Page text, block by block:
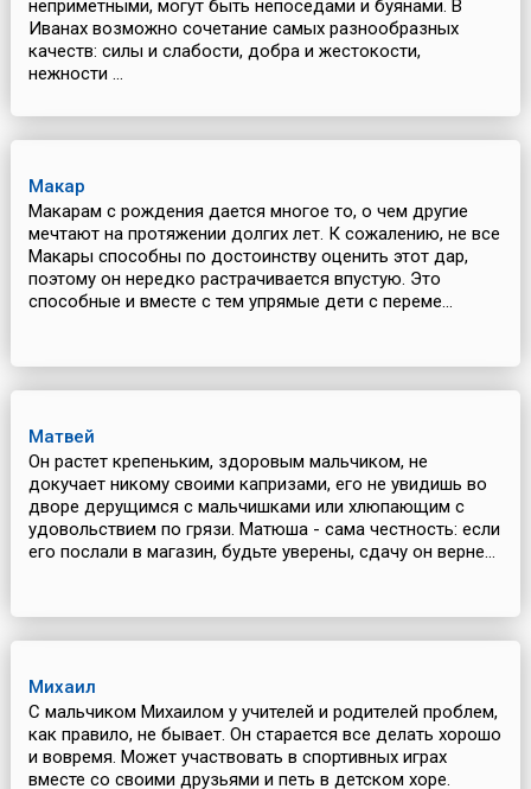
неприметными, могут быть непоседами и буянами. В
Иванах возможно сочетание самых разнообразных
качеств: силы и слабости, добра и жестокости,
нежности ...
Макар
Макарам с рождения дается многое то, о чем другие
мечтают на протяжении долгих лет. К сожалению, не все
Макары способны по достоинству оценить этот дар,
поэтому он нередко растрачивается впустую. Это
способные и вместе с тем упрямые дети с переме...
Матвей
Он растет крепеньким, здоровым мальчиком, не
докучает никому своими капризами, его не увидишь во
дворе дерущимся с мальчишками или хлюпающим с
удовольствием по грязи. Матюша - сама честность: если
его послали в магазин, будьте уверены, сдачу он верне...
Михаил
С мальчиком Михаилом у учителей и родителей проблем,
как правило, не бывает. Он старается все делать хорошо
и вовремя. Может участвовать в спортивных играх
вместе со своими друзьями и петь в детском хоре.